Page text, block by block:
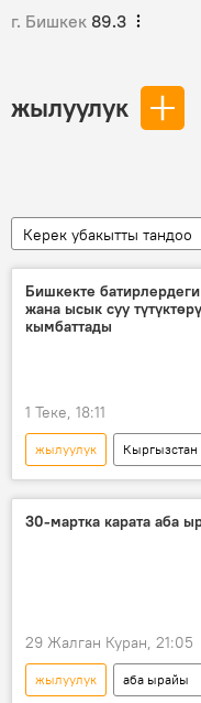
г. Бишкек 89.3
жылуулук
Керек убакытты тандоо
Бишкекте
жана ысык суу
кымбаттады
1 Теке, 18:11
жылуулук Кыргызстан
ысык суу
баа
30-мартка карата аба
29 Жалган Куран, 21:05
жылуулук аба ырайы